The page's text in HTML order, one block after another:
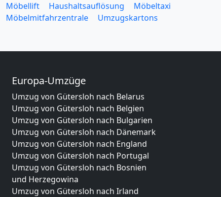
Möbellift
Haushaltsauflösung
Möbeltaxi
Möbelmitfahrzentrale
Umzugskartons
Europa-Umzüge
Umzug von Gütersloh nach Belarus
Umzug von Gütersloh nach Belgien
Umzug von Gütersloh nach Bulgarien
Umzug von Gütersloh nach Dänemark
Umzug von Gütersloh nach England
Umzug von Gütersloh nach Portugal
Umzug von Gütersloh nach Bosnien
und Herzegowina
Umzug von Gütersloh nach Irland